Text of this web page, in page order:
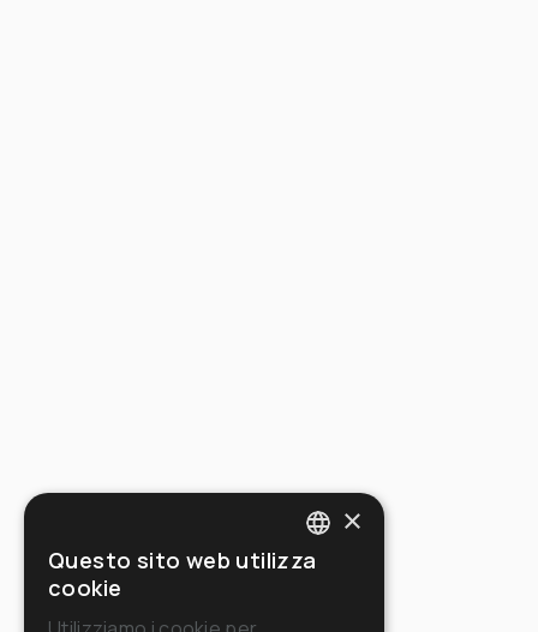
ITALIAN
×
Questo sito web utilizza
cookie